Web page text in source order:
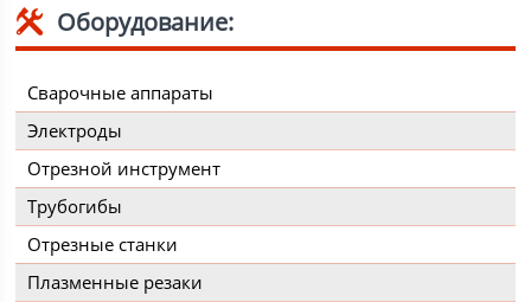
Оборудование:
Сварочные аппараты
Электроды
Отрезной инструмент
Трубогибы
Отрезные станки
Плазменные резаки